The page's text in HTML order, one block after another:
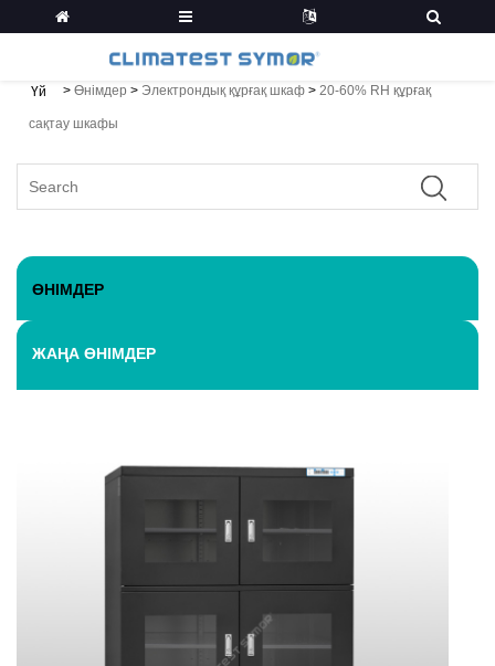
Үй > Өнімдер > Электрондық құрғақ шкаф > 20-60% RH құрғақ
сақтау шкафы
ӨНІМДЕР
ЖАҢА ӨНІМДЕР